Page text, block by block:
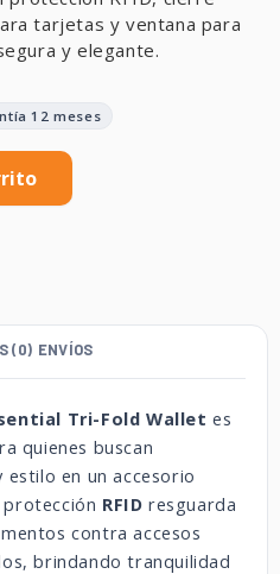
tarjetas y ventana para
y elegante.
12 meses
(0) ENVÍOS
Tri-Fold Wallet es
quienes buscan
en un accesorio
protección RFID resguarda
contra accesos
brindando tranquilidad